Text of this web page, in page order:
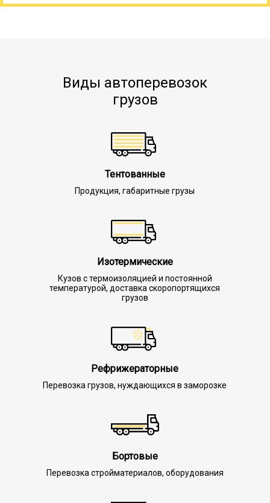
Виды автоперевозок
грузов
Тентованные
Продукция, габаритные грузы
Изотермические
Кузов с термоизоляцией и постоянной
температурой, доставка скоропортящихся
грузов
Рефрижераторные
Перевозка грузов, нуждающихся в заморозке
Бортовые
Перевозка стройматериалов, оборудования